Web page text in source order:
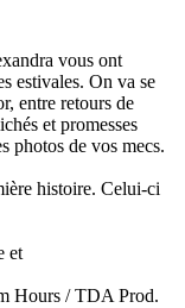
vous ont
estivales. On va se
entre retours de
et promesses
photos de vos mecs.
histoire. Celui-ci
et
Hours / TDA Prod.